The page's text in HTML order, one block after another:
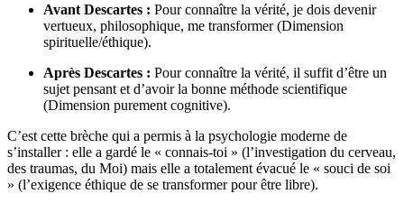
Avant Descartes : Pour connaître la vérité, je dois devenir
vertueux, philosophique, me transformer (Dimension
spirituelle/éthique).
Après Descartes : Pour connaître la vérité, il suffit d’être un
sujet pensant et d’avoir la bonne méthode scientifique
(Dimension purement cognitive).
C’est cette brèche qui a permis à la psychologie moderne de
s’installer : elle a gardé le « connais-toi » (l’investigation du cerveau,
des traumas, du Moi) mais elle a totalement évacué le « souci de soi
» (l’exigence éthique de se transformer pour être libre).